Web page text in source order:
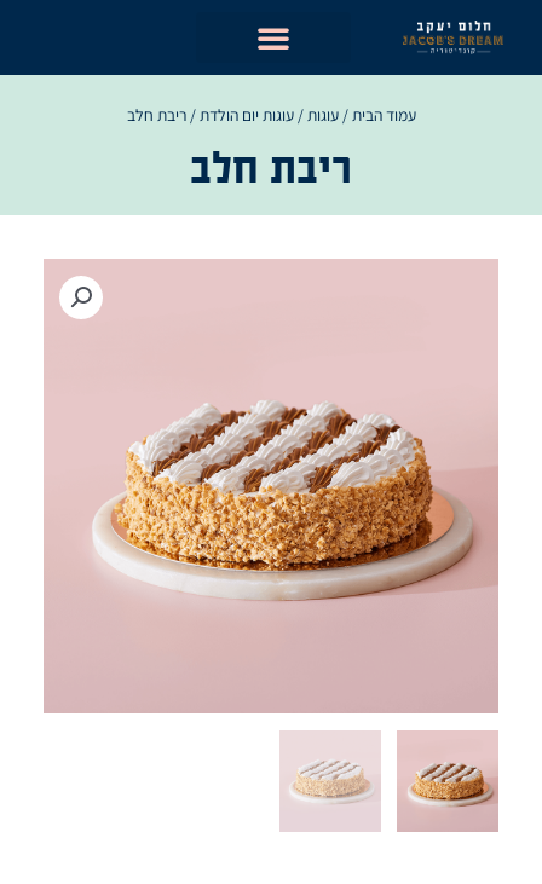
עמוד הבית/עוגות/עוגות יום הולדת/ ריבת חלב
ריבת חלב